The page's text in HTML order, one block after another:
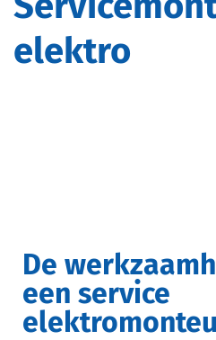
elektro
De werkzaamheden van
een service